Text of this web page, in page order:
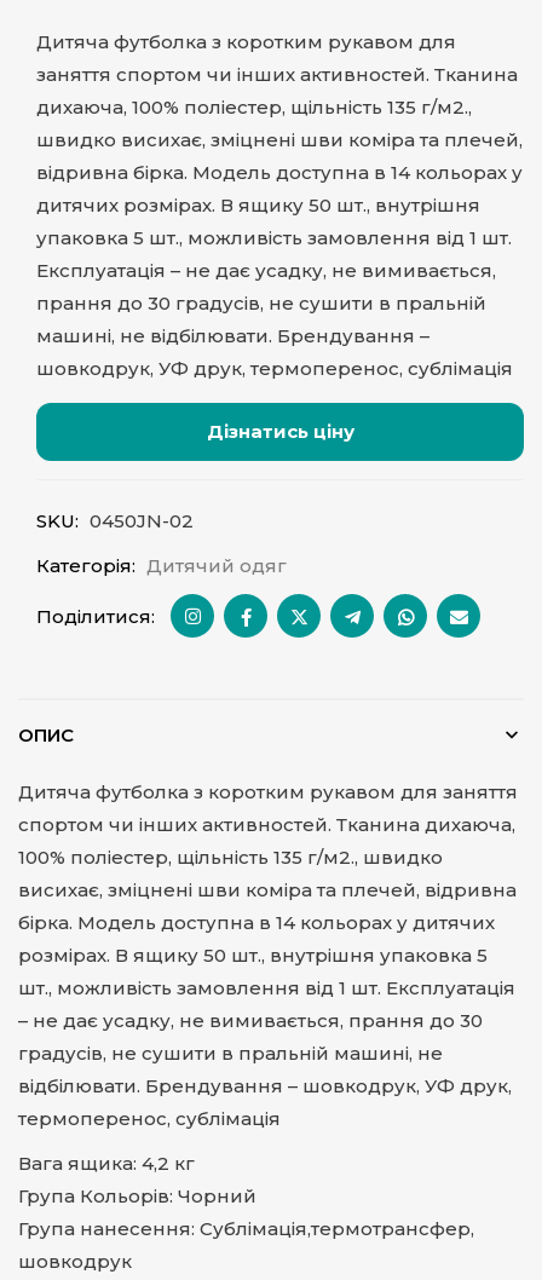
Дитяча футболка з коротким рукавом для
заняття спортом чи інших активностей. Тканина
дихаюча, 100% поліестер, щільність 135 г/м2.,
швидко висихає, зміцнені шви коміра та плечей,
відривна бірка. Модель доступна в 14 кольорах у
дитячих розмірах. В ящику 50 шт., внутрішня
упаковка 5 шт., можливість замовлення від 1 шт.
Експлуатація – не дає усадку, не вимивається,
прання до 30 градусів, не сушити в пральній
машині, не відбілювати. Брендування –
шовкодрук, УФ друк, термоперенос, сублімація
Дізнатись ціну
SKU: 0450JN-02
Категорія: Дитячий одяг
Поділитися:
ОПИС
Дитяча футболка з коротким рукавом для заняття
спортом чи інших активностей. Тканина дихаюча,
100% поліестер, щільність 135 г/м2., швидко
висихає, зміцнені шви коміра та плечей, відривна
бірка. Модель доступна в 14 кольорах у дитячих
розмірах. В ящику 50 шт., внутрішня упаковка 5
шт., можливість замовлення від 1 шт. Експлуатація
– не дає усадку, не вимивається, прання до 30
градусів, не сушити в пральній машині, не
відбілювати. Брендування – шовкодрук, УФ друк,
термоперенос, сублімація
Вага ящика: 4,2 кг
Група Кольорів: Чорний
Група нанесення: Сублімація,термотрансфер,
шовкодрук